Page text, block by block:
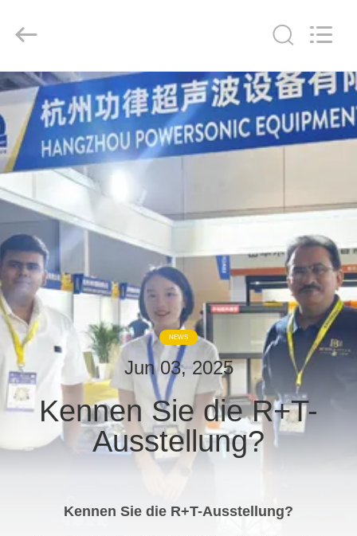
HAUS
PRODUKTE
ÜBER
UNS
FABRIK-
AUSFLUG
QUALITÄTSKONTROLLE
TRETEN
SIE
VERBINDUNG
Ltd..
NEWS
Jun 03, 2025
Kennen Sie die R+T-
Ausstellung?
Kennen Sie die R+T-Ausstellung?